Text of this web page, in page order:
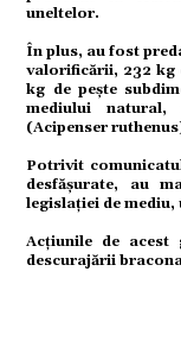
uneltelor.
În plus, au fost
valorificării, 232 kg
kg de pește
mediului natural,
(Acipenser
Potrivit
desfășurate, au
legislației de mediu,
Acțiunile de acest
descurajării